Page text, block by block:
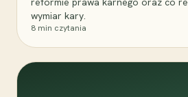
wymiar kary.
8 min czytania